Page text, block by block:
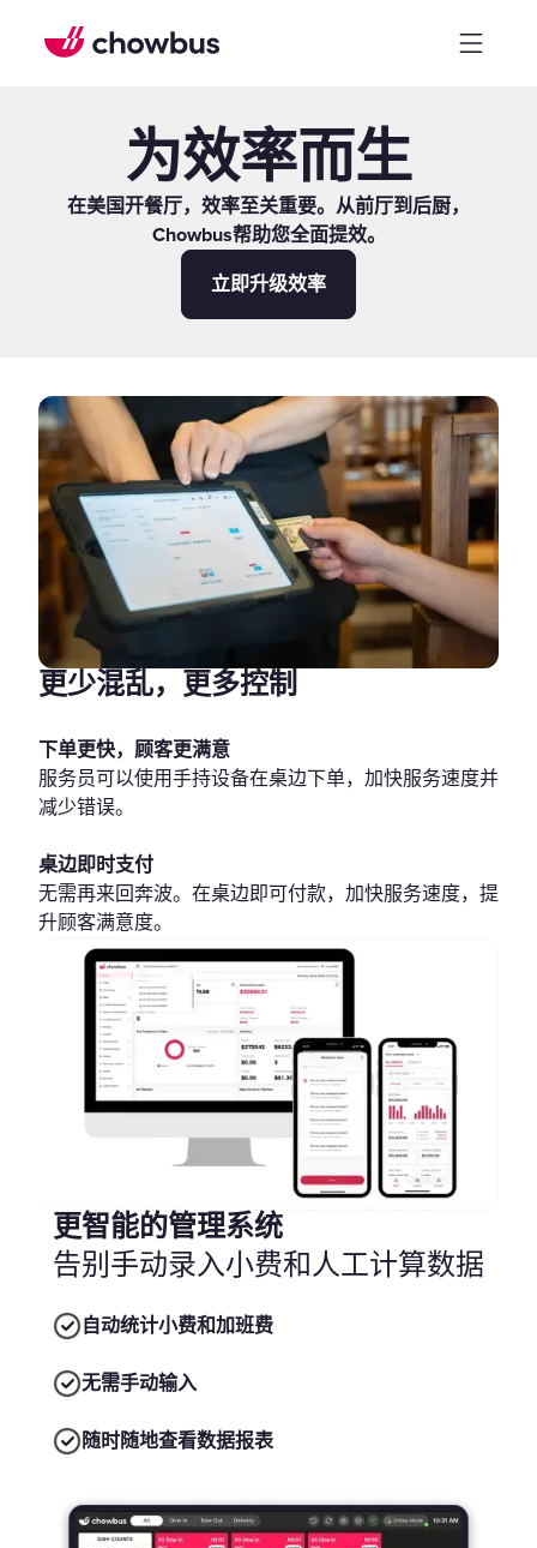
为效率而生
在美国开餐厅，效率至关重要。从前厅到后厨，
Chowbus帮助您全面提效。
立即升级效率
更少混乱，更多控制
下单更快，顾客更满意
服务员可以使用手持设备在桌边下单，加快服务速度并
减少错误。
桌边即时支付
无需再来回奔波。在桌边即可付款，加快服务速度，提
升顾客满意度。
更智能的管理系统
告别手动录入小费和人工计算数据
自动统计小费和加班费
无需手动输入
随时随地查看数据报表